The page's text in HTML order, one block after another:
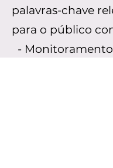
palavras-chave
para o público
-